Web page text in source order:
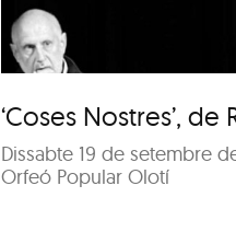
‘Coses Nostres’,
Dissabte 19 de setembre
Orfeó Popular Olotí